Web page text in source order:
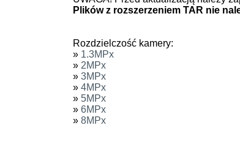
Plików z rozszerzeniem TAR nie
Rozdzielczość kamery:
» 1.3MPx
» 2MPx
» 3MPx
» 4MPx
» 5MPx
» 6MPx
» 8MPx